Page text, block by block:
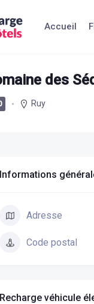
Accueil
des
Ruy
Informations
Adresse
Code postal
Recharge véhicule